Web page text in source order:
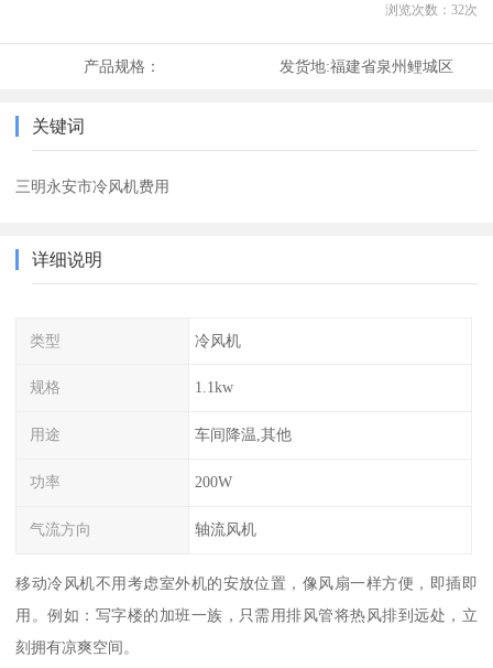
浏览次数： 32次
产品规格： 发货地:福建省泉州鲤城区
关键词
三明永安市冷风机费用
详细说明
类型 冷风机
规格 1.1kw
用途 车间降温,其他
功率 200W
气流方向 轴流风机
移动冷风机不用考虑室外机的安放位置，像风扇一样方便，即插即
用。例如：写字楼的加班一族，只需用排风管将热风排到远处，立
刻拥有凉爽空间。